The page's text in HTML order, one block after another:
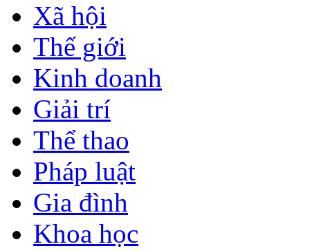
Xã hội
Thế giới
Kinh doanh
Giải trí
Thể thao
Pháp luật
Gia đình
Khoa học